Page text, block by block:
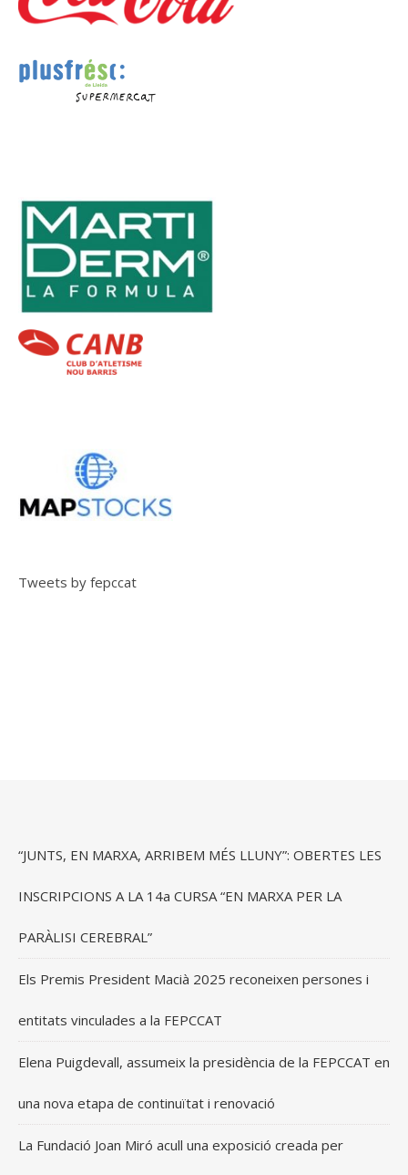
Tweets by fepccat
“JUNTS, EN MARXA, ARRIBEM MÉS LLUNY”: OBERTES LES
INSCRIPCIONS A LA 14a CURSA “EN MARXA PER LA
PARÀLISI CEREBRAL”
Els Premis President Macià 2025 reconeixen persones i
entitats vinculades a la FEPCCAT
Elena Puigdevall, assumeix la presidència de la FEPCCAT en
una nova etapa de continuïtat i renovació
La Fundació Joan Miró acull una exposició creada per